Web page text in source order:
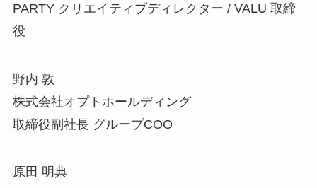
PARTY クリエイティブディレクター / VALU 取締
役
野内 敦
株式会社オプトホールディング
取締役副社長 グループCOO
原田 明典